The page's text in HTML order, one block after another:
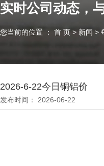
实时公司动态，
您当前的位置 ： 首 页 > 新闻 >
2026-6-22今日铜铝价
发布时间： 2026-06-22